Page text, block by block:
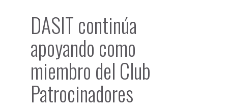
DASIT continúa
apoyando como
miembro del Club
Patrocinadores